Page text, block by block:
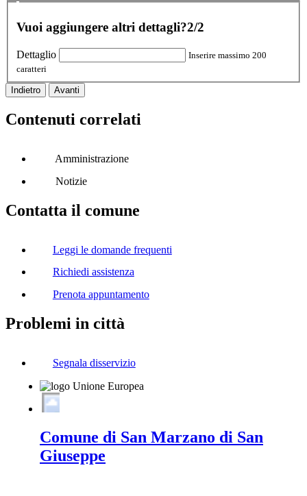
Vuoi aggiungere altri dettagli?2/2
Dettaglio
Inserire massimo 200
caratteri
Indietro Avanti
Contenuti correlati
Amministrazione
Notizie
Contatta il comune
Leggi le domande frequenti
Richiedi assistenza
Prenota appuntamento
Problemi in città
Segnala disservizio
Comune di San Marzano di San
Giuseppe